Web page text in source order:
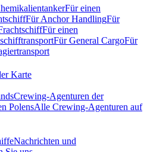
Für einen
Für Anchor HandlingFür
Für einen
Für General CargoFür
Karte
Crewing-Agenturen der
PolensAlle Crewing-Agenturen auf
Nachrichten und